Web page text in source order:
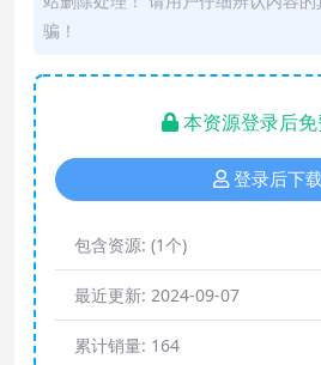
骗！
本资源登录后
登录后下载
包含资源: (1个)
最近更新: 2024-09-07
累计销量: 164